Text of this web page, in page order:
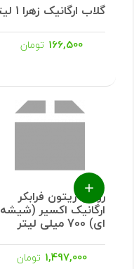
گلاب ارگانیک زهرا 1 لیتر
166,500 تومان
روغن زیتون فرابکر
ارگانیک اکسیر (شیشه
ای) 700 میلی لیتر
1,497,000 تومان